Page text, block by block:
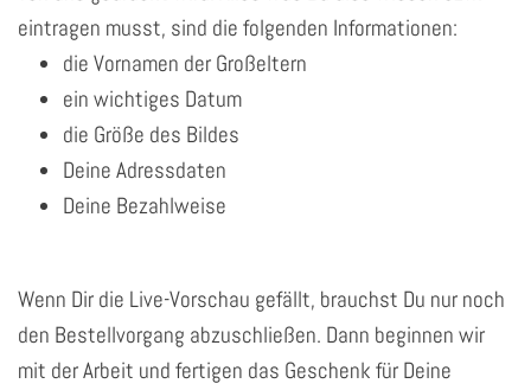
eintragen musst, sind die folgenden Informationen:
die Vornamen der Großeltern
ein wichtiges Datum
die Größe des Bildes
Deine Adressdaten
Deine Bezahlweise
Wenn Dir die Live-Vorschau gefällt, brauchst Du nur noch
den Bestellvorgang abzuschließen. Dann beginnen wir
mit der Arbeit und fertigen das Geschenk für Deine